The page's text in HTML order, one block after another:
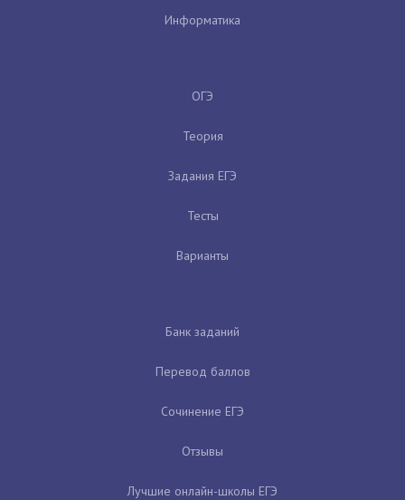
Информатика
ОГЭ
Теория
Задания ЕГЭ
Тесты
Варианты
Банк заданий
Перевод баллов
Сочинение ЕГЭ
Отзывы
Лучшие онлайн-школы ЕГЭ